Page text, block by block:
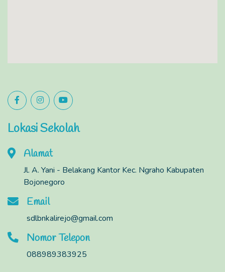
Lokasi Sekolah
Alamat
Jl. A. Yani - Belakang Kantor Kec. Ngraho Kabupaten
Bojonegoro
Email
sdlbnkalirejo@gmail.com
Nomor Telepon
088989383925